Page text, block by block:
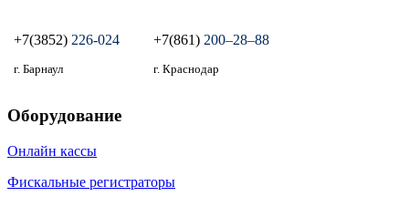
+7(3852) 226-024
г. Барнаул
+7(861) 200‒28‒88
г. Краснодар
Оборудование
Онлайн кассы
Фискальные регистраторы